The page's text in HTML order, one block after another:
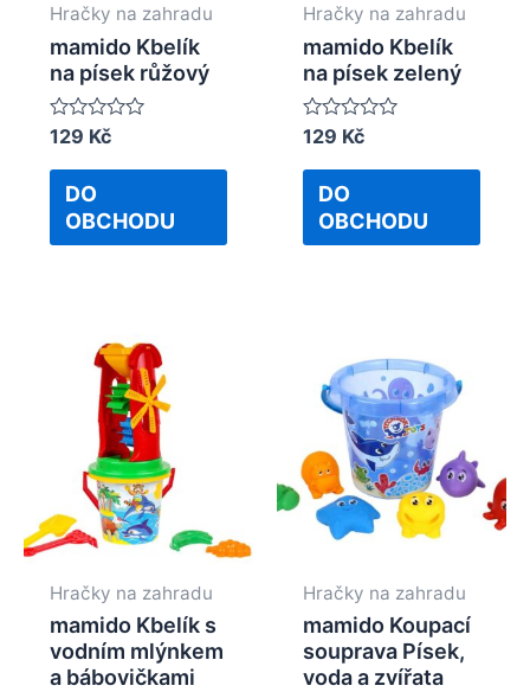
Hračky na zahradu
mamido Kbelík
na písek růžový
Rated
out
129 Kč
DO
OBCHODU
Hračky na zahradu
mamido Kbelík
na písek zelený
Rated
out
129 Kč
DO
OBCHODU
Hračky na zahradu
mamido Kbelík s
vodním mlýnkem
a bábovičkami
Hračky na zahradu
mamido Koupací
souprava Písek,
voda a zvířata